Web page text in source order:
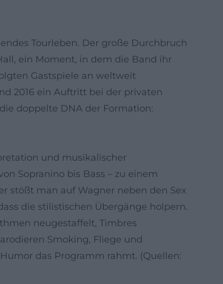
Tourleben. Der große Durchbruch
ein Moment, in dem die Band ihr
Gastspiele an weltweit
2016 ein Auftritt bei der privaten
doppelte DNA der Formation:
und musikalischer
Sopranino bis Bass – zu einem
stößt man auf Wagner neben den Sex
die stilistischen Übergänge holpern.
neugestaffelt, Timbres
Smoking, Fliege und
das Programm rahmt. (Quellen: